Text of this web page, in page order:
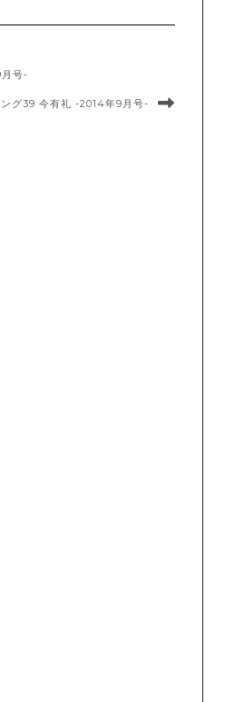
号-
ング39 今有礼 -2014年9月号-